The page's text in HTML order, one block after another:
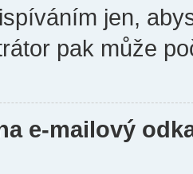
jen,
pak může
e-mailový